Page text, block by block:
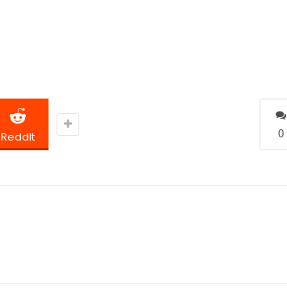
0
ReddIt